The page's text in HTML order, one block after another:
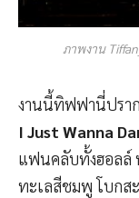
ภาพงาน
งานนี้ทิฟฟานี่ปรา
I Just Wanna
แฟนคลับทั้งฮอลล์
ทะเลสีชมพู โบกส